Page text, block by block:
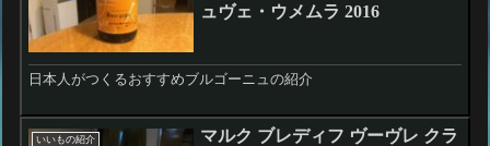
ュヴェ・ウメムラ 2016
日本人がつくるおすすめブルゴーニュの紹介
いいもの紹介
マルク ブレディフ ヴーヴレ クラ